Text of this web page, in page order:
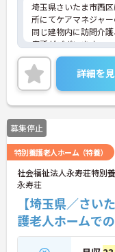
埼玉県さいたま市西
所にてケアマネジャー
同じ建物内に訪問介
療所がございます。
研修制度や勉強会が
とができます！
ご興味のある方は、
詳細をお伝えいたし
い。
詳細を
募集停止
特別養護老人ホーム（特養）
社会福祉法人永寿荘特別
永寿荘
【埼玉県／さ
護老人ホームで